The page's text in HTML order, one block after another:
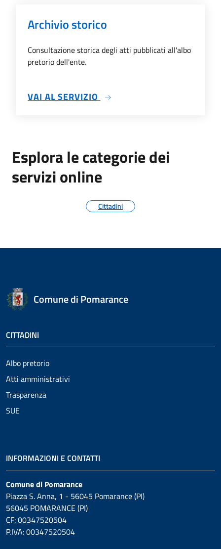
Archivio storico
Consultazione storica degli atti pubblicati all'albo
pretorio dell'ente.
VAI AL SERVIZIO SU ARCHIVIO STORICO
Esplora le categorie dei
servizi online
Cittadini
Comune di Pomarance
CITTADINI
Albo pretorio
Atti amministrativi
Trasparenza
SUE
INFORMAZIONI E CONTATTI
Comune di Pomarance
Piazza S. Anna, 1 - 56045 Pomarance (PI)
56045 POMARANCE (PI)
CF: 00347520504
P.IVA: 00347520504